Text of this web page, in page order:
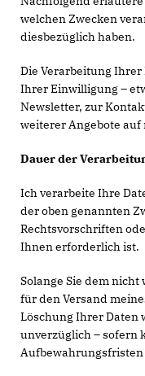
welchen Zwecken
diesbezüglich haben.
Die Verarbeitung
Ihrer Einwilligung –
Newsletter, zur
weiterer Angebote auf
Dauer der
Ich verarbeite Ihre
der oben genannten
Rechtsvorschriften
Ihnen erforderlich ist.
Solange Sie dem
für den Versand
Löschung Ihrer Daten
unverzüglich – sofern